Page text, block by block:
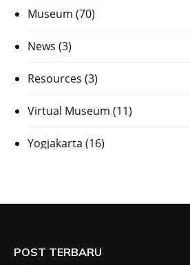
Museum (70)
News (3)
Resources (3)
Virtual Museum (11)
Yogjakarta (16)
POST TERBARU